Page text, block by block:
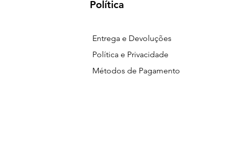
Política
Entrega e Devoluções
Política e Privacidade
Métodos de Pagamento